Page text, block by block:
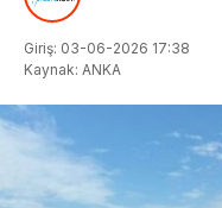
Giriş: 03-06-2026 17:38
Kaynak: ANKA